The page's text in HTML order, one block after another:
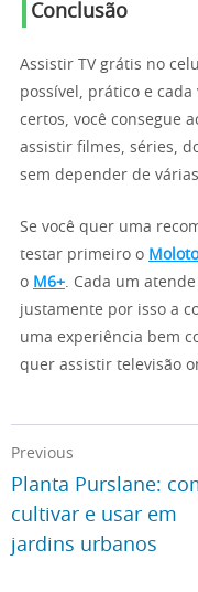
Conclusão
Assistir TV grátis no
possível, prático e cada
certos, você consegue
assistir filmes, séries,
sem depender de
Se você quer uma
testar primeiro o
o M6+. Cada um
justamente por isso a
uma experiência bem
quer assistir televisão
Previous
Planta Purslane:
cultivar e usar em
jardins urbanos